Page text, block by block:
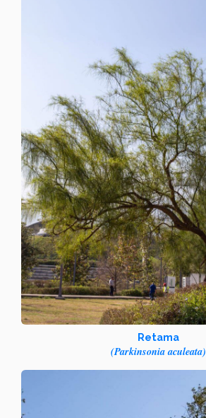
Retama
(Parkinsonia aculeata)